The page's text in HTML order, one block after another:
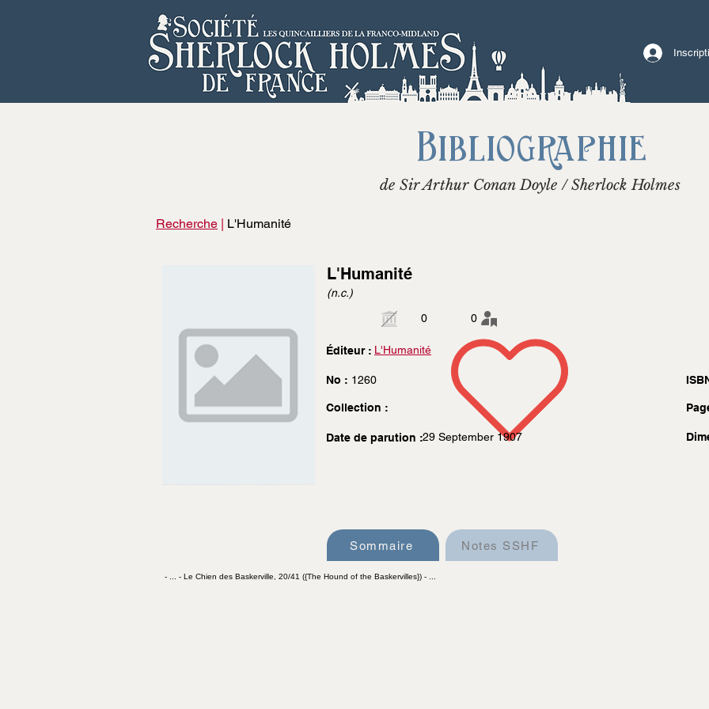
Bibliographie
de Sir Arthur Conan Doyle / Sherlock Holmes
Recherche | L'Humanité
L'Humanité
(n.c.)
0
0
Éditeur : L'Humanité
No : 1260
Collection :
Date de parution :29 September 1907
Sommaire Notes SSHF
- ... - Le Chien des Baskerville, 20/41 ({The Hound of the Baskervilles}) - ...